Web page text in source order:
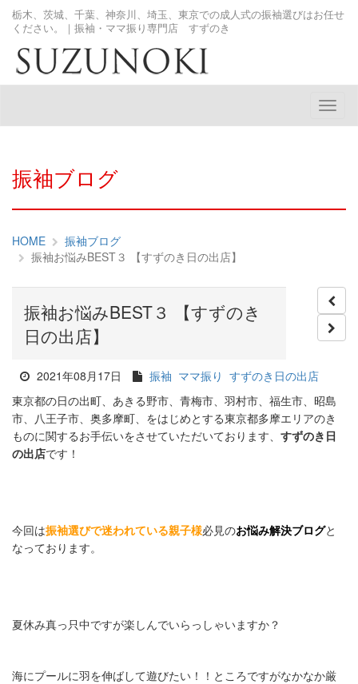
栃木、茨城、千葉、神奈川、埼玉、東京での成人式の振袖選びはお任せ
ください。｜振袖・ママ振り専門店 すずのき
メ
ニ
振袖ブログ
HOME
振袖ブログ
振袖お悩みBEST３ 【すずのき日の出店】
振袖お悩みBEST３ 【すずのき
日の出店】
2021年08月17日 振袖 ママ振り すずのき日の出店
東京都の日の出町、あきる野市、青梅市、羽村市、福生市、昭島
市、八王子市、奥多摩町、をはじめとする東京都多摩エリアのき
ものに関するお手伝いをさせていただいております、 すずのき日
の出店です！
今回は振袖選びで迷われている親子様必見のお悩み解決ブログと
なっております。
夏休み真っ只中ですが楽しんでいらっしゃいますか？
海にプールに羽を伸ばして遊びたい！！ところですがなかなか厳